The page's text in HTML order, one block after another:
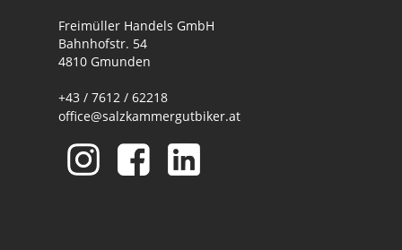
Freimüller Handels GmbH
Bahnhofstr. 54
4810 Gmunden
+43 / 7612 / 62218
office@salzkammergutbiker.at